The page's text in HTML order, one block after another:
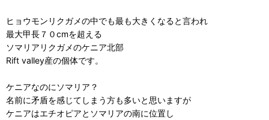
ヒョウモンリクガメの中でも最も大きくなると言われ
最大甲長７０cmを超える
ソマリアリクガメのケニア北部
Rift valley産の個体です。
ケニアなのにソマリア？
名前に矛盾を感じてしまう方も多いと思いますが
ケニアはエチオピアとソマリアの南に位置し